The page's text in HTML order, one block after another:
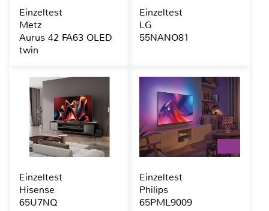
Einzeltest
Metz
Aurus 42 FA63 OLED
twin
Einzeltest
LG
55NANO81
Einzeltest
Hisense
65U7NQ
Einzeltest
Philips
65PML9009